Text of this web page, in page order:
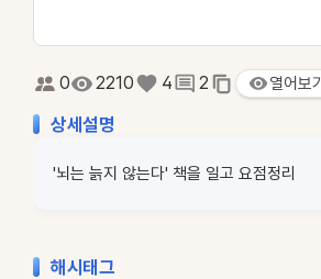
0 2210 4 2 열어보기
상세설명
'뇌는 늙지 않는다' 책을 일고 요점정리
해시태그